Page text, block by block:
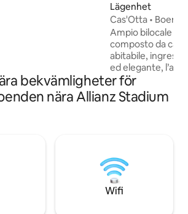
Lägenhet
Cas'Otta •
Ampio bilocale
composto da
abitabile,
ed elegante,
confort: smart TV
connessione
disponibile per
Alloggio sito al
ascensore. Sono
e asciugamani.
bekvämligheter för
nära Allianz Stadium
Wifi